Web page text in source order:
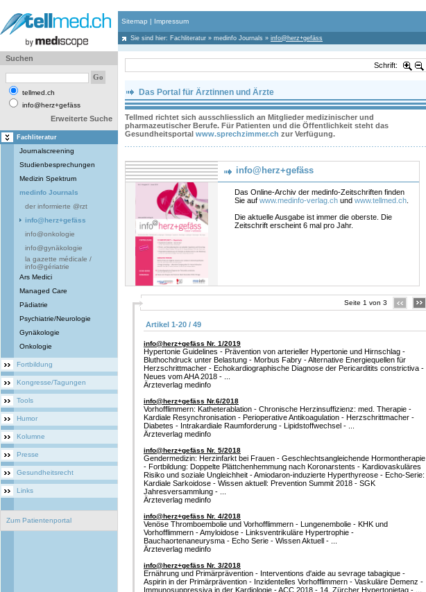
Sitemap | Impressum
Sie sind hier: Fachliteratur » medinfo Journals » info@herz+gefäss
Suchen
tellmed.ch
info@herz+gefäss
Erweiterte Suche
Fachliteratur
Journalscreening
Studienbesprechungen
Medizin Spektrum
medinfo Journals
der informierte @rzt
info@herz+gefäss
info@onkologie
info@gynäkologie
la gazette médicale /
info@gériatrie
Ars Medici
Managed Care
Pädiatrie
Psychiatrie/Neurologie
Gynäkologie
Onkologie
Fortbildung
Kongresse/Tagungen
Tools
Humor
Kolumne
Presse
Gesundheitsrecht
Links
Zum Patientenportal
Schrift:
Das Portal für Ärztinnen und Ärzte
Tellmed richtet sich ausschliesslich an Mitglieder medizinischer und
pharmazeutischer Berufe. Für Patienten und die Öffentlichkeit steht das
Gesundheitsportal www.sprechzimmer.ch zur Verfügung.
info@herz+gefäss
Das Online-Archiv der medinfo-Zeitschriften finden
Sie auf www.medinfo-verlag.ch und www.tellmed.ch
Die aktuelle Ausgabe ist immer die oberste. Die
Zeitschrift erscheint 6 mal pro Jahr.
Seite 1 von 3
Artikel 1-20 / 49
info@herz+gefäss Nr. 1/2019
Hypertonie Guidelines - Prävention von arterieller Hypertonie und Hirnschlag -
Bluthochdruck unter Belastung - Morbus Fabry - Alternative Energiequellen für
Herzschrittmacher - Echokardiographische Diagnose der Pericarditits constrictiva -
Neues vom AHA 2018 - ...
Ärzteverlag medinfo
info@herz+gefäss Nr.6/2018
Vorhofflimmern: Katheterablation - Chronische Herzinsuffizienz: med. Therapie -
Kardiale Resynchronisation - Perioperative Antikoagulation - Herzschrittmacher -
Diabetes - Intrakardiale Raumforderung - Lipidstoffwechsel - ...
Ärzteverlag medinfo
info@herz+gefäss Nr. 5/2018
Gendermedizin: Herzinfarkt bei Frauen - Geschlechtsangleichende Hormontherapie
- Fortbildung: Doppelte Plättchenhemmung nach Koronarstents - Kardiovaskuläres
Risiko und soziale Ungleichheit - Amiodaron-induzierte Hyperthyreose - Echo-Serie:
Kardiale Sarkoidose - Wissen aktuell: Prevention Summit 2018 - SGK
Jahresversammlung - ...
Ärzteverlag medinfo
info@herz+gefäss Nr. 4/2018
Venöse Thromboembolie und Vorhofflimmern - Lungenembolie - KHK und
Vorhofflimmern - Amyloidose - Linksventrikuläre Hypertrophie -
Bauchaortenaneurysma - Echo Serie - Wissen Aktuell - ...
Ärzteverlag medinfo
info@herz+gefäss Nr. 3/2018
Ernährung und Primärprävention - Interventions d'aide au sevrage tabagique -
Aspirin in der Primärprävention - Inzidentelles Vorhofflimmern - Vaskuläre Demenz -
Immunosuppressiva in der Kardiologie - ACC 2018 - 14. Zürcher Hypertonietag - ...